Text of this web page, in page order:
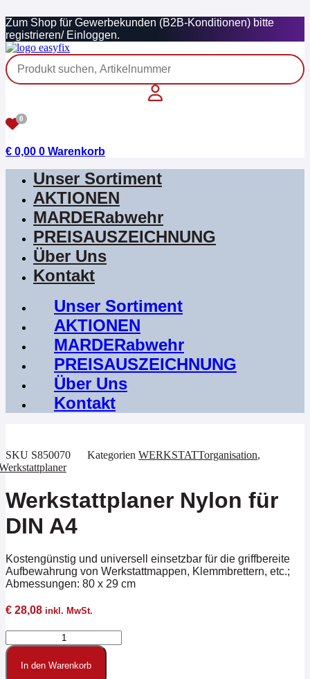
Inhalt
springen
Zum Shop für Gewerbekunden (B2B-Konditionen) bitte
registrieren/ Einloggen.
0
€ 0,00 0 Warenkorb
Unser Sortiment
AKTIONEN
MARDERabwehr
PREISAUSZEICHNUNG
Über Uns
Kontakt
Unser Sortiment
AKTIONEN
MARDERabwehr
PREISAUSZEICHNUNG
Über Uns
Kontakt
SKU S850070 Kategorien WERKSTATTorganisation,
Werkstattplaner Nylon für
DIN A4
Kostengünstig und universell einsetzbar für die griffbereite
Aufbewahrung von Werkstattmappen, Klemmbrettern, etc.;
Abmessungen: 80 x 29 cm
€ 28,08 inkl. MwSt.
Werkstattplaner
Nylon
In den Warenkorb